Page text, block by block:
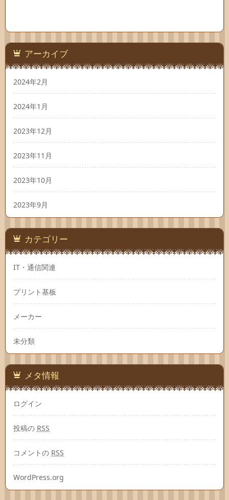
アーカイブ
2024年2月
2024年1月
2023年12月
2023年11月
2023年10月
2023年9月
カテゴリー
IT・通信関連
プリント基板
メーカー
未分類
メタ情報
ログイン
投稿の RSS
コメントの RSS
WordPress.org